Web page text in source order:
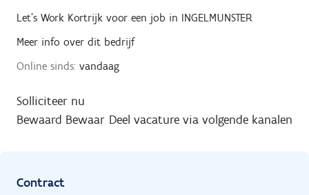
Let's Work Kortrijk voor een job in INGELMUNSTER
Meer info over dit bedrijf
Online sinds: vandaag
Solliciteer nu
Bewaard Bewaar Deel vacature via volgende kanalen
Contract